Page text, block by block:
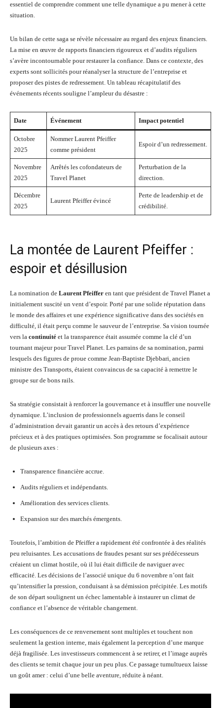
essentiel de comprendre comment une telle dynamique a pu mener à cette
situation.
Un bilan de cette saga se révèle nécessaire au regard des enjeux financiers.
La mise en œuvre de rapports financiers rigoureux et d’audits réguliers
s’avère incontournable pour restaurer la confiance. Dans ce contexte, des
experts sont sollicités pour réanalyser la structure de l’entreprise et
proposer des pistes de redressement. Un tableau récapitulatif des
événements récents souligne l’ampleur du désastre :
Date Événement Impact potentiel
Octobre
2025
Nommer Laurent Pfeiffer
comme président
Espoir d’un redressement.
Novembre
2025
Arrêtés les cofondateurs de
Travel Planet
Perturbation de la
direction.
Décembre
2025
Laurent Pfeiffer évincé
Perte de leadership et de
crédibilité.
La montée de Laurent Pfeiffer :
espoir et désillusion
La nomination de Laurent Pfeiffer en tant que président de Travel Planet a
initialement suscité un vent d’espoir. Porté par une solide réputation dans
le monde des affaires et une expérience significative dans des sociétés en
difficulté, il était perçu comme le sauveur de l’entreprise. Sa vision tournée
vers la continuité et la transparence était assumée comme la clé d’un
tournant majeur pour Travel Planet. Les parrains de sa nomination, parmi
lesquels des figures de proue comme Jean-Baptiste Djebbari, ancien
ministre des Transports, étaient convaincus de sa capacité à remettre le
groupe sur de bons rails.
Sa stratégie consistait à renforcer la gouvernance et à insuffler une nouvelle
dynamique. L’inclusion de professionnels aguerris dans le conseil
d’administration devait garantir un accès à des retours d’expérience
précieux et à des pratiques optimisées. Son programme se focalisait autour
de plusieurs axes :
Transparence financière accrue.
Audits réguliers et indépendants.
Amélioration des services clients.
Expansion sur des marchés émergents.
Toutefois, l’ambition de Pfeiffer a rapidement été confrontée à des réalités
peu reluisantes. Les accusations de fraudes pesant sur ses prédécesseurs
créaient un climat hostile, où il lui était difficile de naviguer avec
efficacité. Les décisions de l’associé unique du 6 novembre n’ont fait
qu’intensifier la pression, conduisant à sa démission précipitée. Les motifs
de son départ soulignent un échec lamentable à instaurer un climat de
confiance et l’absence de véritable changement.
Les conséquences de ce renversement sont multiples et touchent non
seulement la gestion interne, mais également la perception d’une marque
déjà fragilisée. Les investisseurs commencent à se retirer, et l’image auprès
des clients se ternit chaque jour un peu plus. Ce passage tumultueux laisse
un goût amer : celui d’une belle aventure, réduite à néant.